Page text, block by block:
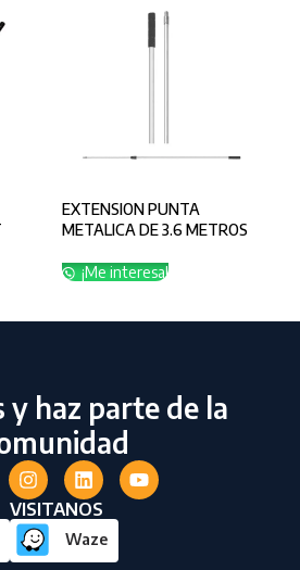
EXTENSION PUNTA
METALICA DE 3.6 METROS
¡Me interesa!
y haz parte de la
VISITANOS
Waze